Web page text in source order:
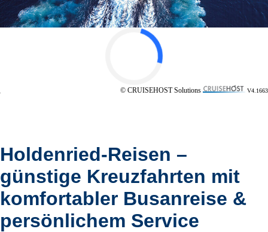
© CRUISEHOST Solutions V4.1663
Holdenried-Reisen –
günstige Kreuzfahrten mit
komfortabler Busanreise &
persönlichem Service